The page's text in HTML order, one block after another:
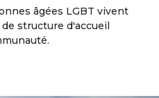
âgées LGBT vivent
structure d'accueil